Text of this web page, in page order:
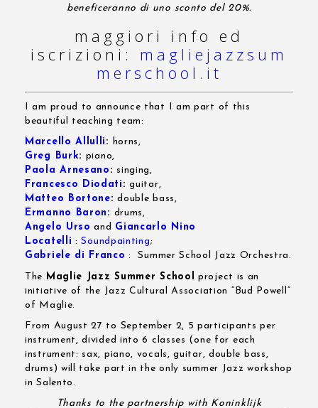
beneficeranno di uno sconto del 20%.
maggiori info ed
iscrizioni: magliejazzsum
merschool.it
I am proud to announce that I am part of this
beautiful teaching team:
Marcello Allulli : horns,
Greg Burk: piano,
Paola Arnesano : singing,
Francesco Diodati :guitar,
Matteo Bortone:double bass,
Ermanno Baron : drums,
Angelo Urso and Giancarlo Nino
Locatelli :Soundpainting;
Gabriele di Franco : Summer School Jazz Orchestra.
The Maglie Jazz Summer School
project is an
initiative of the Jazz Cultural Association “Bud Powell”
of Maglie.
From August 27 to September 2, 5 participants per
instrument, divided into 6 classes (one for each
instrument: sax, piano, vocals, guitar, double bass,
drums) will take part in the only summer Jazz workshop
in Salento.
Thanks to the partnership with Koninklijk